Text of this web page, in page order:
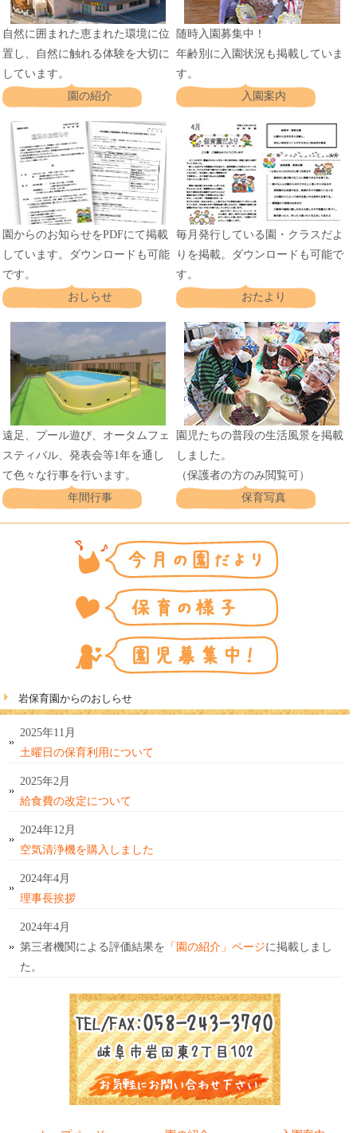
自然に囲まれた恵まれた環境に位
置し、自然に触れる体験を大切に
しています。
園の紹介
随時入園募集中！
年齢別に入園状況も掲載していま
す。
入園案内
園からのお知らせをPDFにて掲載
しています。ダウンロードも可能
です。
おしらせ
毎月発行している園・クラスだよ
りを掲載。ダウンロードも可能で
す。
おたより
遠足、プール遊び、オータムフェ
スティバル、発表会等1年を通し
て色々な行事を行います。
年間行事
園児たちの普段の生活風景を掲載
しました。
（保護者の方のみ閲覧可）
保育写真
岩保育園からのおしらせ
2025年11月
土曜日の保育利用について
2025年2月
給食費の改定について
2024年12月
空気清浄機を購入しました
2024年4月
理事長挨拶
2024年4月
第三者機関による評価結果を 「園の紹介」ページに掲載しまし
た。